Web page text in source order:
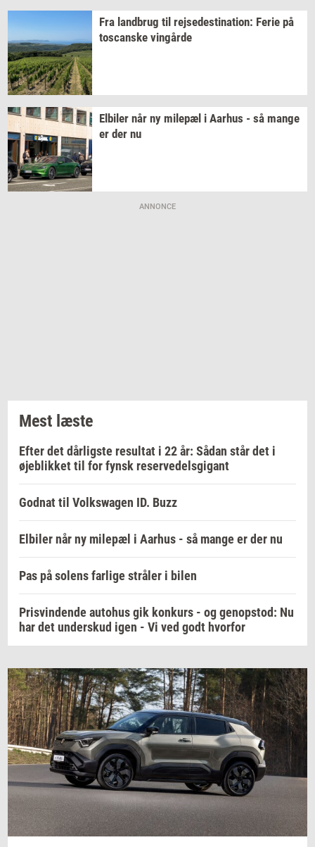
Fra land­brug til rej­se­desti­na­tion: Ferie på
toscan­ske vin­går­de
El­bi­ler når ny milepæl i Aar­hus - så mange
er der nu
ANNONCE
Mest læste
Efter det dårligste resultat i 22 år: Sådan står det i
øjeblikket til for fynsk reservedelsgigant
Godnat til Volkswagen ID. Buzz
Elbiler når ny milepæl i Aarhus - så mange er der nu
Pas på solens farlige stråler i bilen
Prisvindende autohus gik konkurs - og genopstod: Nu
har det underskud igen - Vi ved godt hvorfor